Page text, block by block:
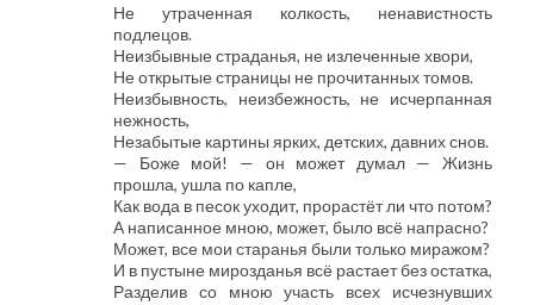
Не утраченная колкость, ненавистность
подлецов.
Неизбывные страданья, не излеченные хвори,
Не открытые страницы не прочитанных томов.
Неизбывность, неизбежность, не исчерпанная
нежность,
Незабытые картины ярких, детских, давних снов.
— Боже мой! — он может думал — Жизнь
прошла, ушла по капле,
Как вода в песок уходит, прорастёт ли что потом?
А написанное мною, может, было всё напрасно?
Может, все мои старанья были только миражом?
И в пустыне мирозданья всё растает без остатка,
Разделив со мною участь всех исчезнувших